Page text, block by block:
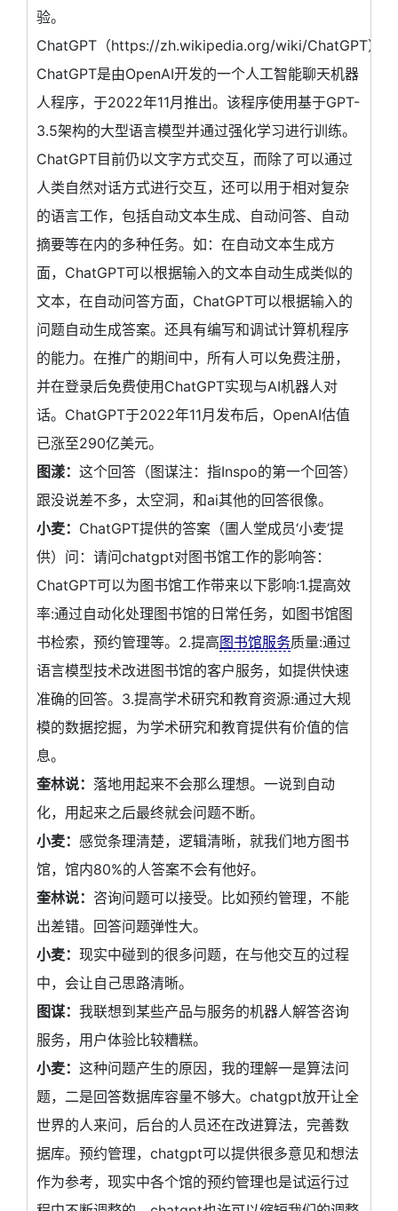
验。
ChatGPT（https://zh.wikipedia.org/wiki/ChatGPT）
ChatGPT是由OpenAI开发的一个人工智能聊天机器
人程序，于2022年11月推出。该程序使用基于GPT-
3.5架构的大型语言模型并通过强化学习进行训练。
ChatGPT目前仍以文字方式交互，而除了可以通过
人类自然对话方式进行交互，还可以用于相对复杂
的语言工作，包括自动文本生成、自动问答、自动
摘要等在内的多种任务。如：在自动文本生成方
面，ChatGPT可以根据输入的文本自动生成类似的
文本，在自动问答方面，ChatGPT可以根据输入的
问题自动生成答案。还具有编写和调试计算机程序
的能力。在推广的期间中，所有人可以免费注册，
并在登录后免费使用ChatGPT实现与AI机器人对
话。ChatGPT于2022年11月发布后，OpenAI估值
已涨至290亿美元。
图漾： 这个回答（图谋注：指Inspo的第一个回答）
跟没说差不多，太空洞，和ai其他的回答很像。
小麦： ChatGPT提供的答案（圕人堂成员‘小麦’提
供）问：请问chatgpt对图书馆工作的影响答：
ChatGPT可以为图书馆工作带来以下影响:1.提高效
率:通过自动化处理图书馆的日常任务，如图书馆图
书检索，预约管理等。2.提高图书馆服务质量:通过
语言模型技术改进图书馆的客户服务，如提供快速
准确的回答。3.提高学术研究和教育资源:通过大规
模的数据挖掘，为学术研究和教育提供有价值的信
息。
奎林说： 落地用起来不会那么理想。一说到自动
化，用起来之后最终就会问题不断。
小麦： 感觉条理清楚，逻辑清晰，就我们地方图书
馆，馆内80%的人答案不会有他好。
奎林说： 咨询问题可以接受。比如预约管理，不能
出差错。回答问题弹性大。
小麦： 现实中碰到的很多问题，在与他交互的过程
中，会让自己思路清晰。
图谋： 我联想到某些产品与服务的机器人解答咨询
服务，用户体验比较糟糕。
小麦： 这种问题产生的原因，我的理解一是算法问
题，二是回答数据库容量不够大。chatgpt放开让全
世界的人来问，后台的人员还在改进算法，完善数
据库。预约管理，chatgpt可以提供很多意见和想法
作为参考，现实中各个馆的预约管理也是试运行过